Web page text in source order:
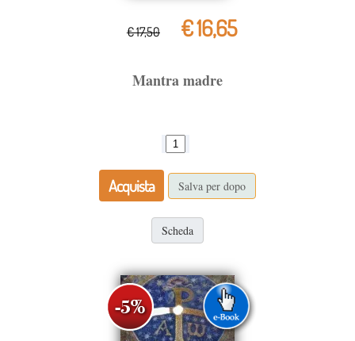
€ 17,50 € 16,65
Mantra madre
Acquista Salva per dopo
Scheda